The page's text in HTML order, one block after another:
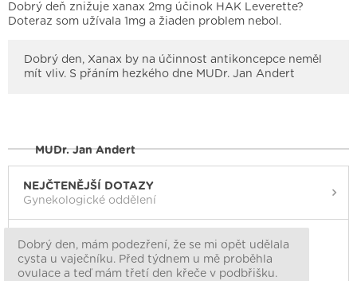
Dobrý deň znižuje xanax 2mg účinok HAK Leverette?
Doteraz som užívala 1mg a žiaden problem nebol.
Dobrý den, Xanax by na účinnost antikoncepce neměl
mít vliv. S přáním hezkého dne MUDr. Jan Andert
MUDr. Jan Andert
NEJČTENĚJŠÍ DOTAZY
Gynekologické oddělení
Dobrý den, mám podezření, že se mi opět udělala
cysta u vaječníku. Před týdnem u mě proběhla
ovulace a teď mám třetí den křeče v podbřišku.